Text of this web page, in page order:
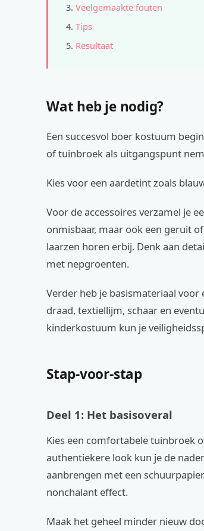
Veelgemaakte fouten
Tips
Resultaat
Wat heb je nodig?
Een succesvol boer kostuum
of tuinbroek als uitgangspunt
Kies voor een aardetint zoals
Voor de accessoires verzamel je
onmisbaar, maar ook een geruit
laarzen horen erbij. Denk aan
met nepgroenten.
Verder heb je basismateriaal voor
draad, textiellijm, schaar en
kinderkostuum kun je
Stap-voor-stap
Deel 1: Het basisoveral
Kies een comfortabele tuinbroek
authentiekere look kun je de
aanbrengen met een
nonchalant effect.
Maak het geheel minder nieuw